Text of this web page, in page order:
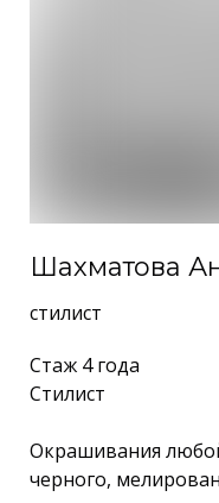
Шахматова
стилист
Стаж 4 года
Стилист
Окрашивания
черного,